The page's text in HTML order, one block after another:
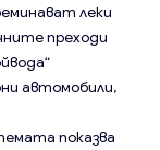
леки
преходи
автомобили,
показва